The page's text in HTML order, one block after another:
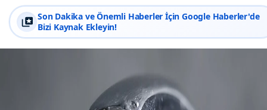
Son Dakika ve Önemli Haberler İçin Google Haberler'de
Bizi Kaynak Ekleyin!